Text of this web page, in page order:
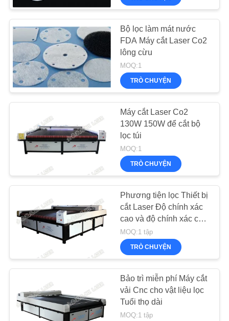
HỆ
VỚI
CHÚNG
TÔI
TIN
NÓI
CHUYỆN
NGAY.
COMPANY
NEWS
SƠ
TRANG
WEB
Vision
Giường cắt laser
26
Máy cắt quần áo thể
thao thăng hoa
14
Bộ lọc làm mát nước
FDA Máy cắt Laser Co2
lông cừu
MOQ:1
TRÒ CHUYỆN
Máy cắt Laser Co2
130W 150W để cắt bộ
lọc túi
MOQ:1
TRÒ CHUYỆN
Phương tiện lọc Thiết bị
cắt Laser Độ chính xác
cao và độ chính xác của
độ lặp lại
MOQ:1 tập
TRÒ CHUYỆN
Bảo trì miễn phí Máy cắt
vải Cnc cho vật liệu lọc
Tuổi thọ dài
MOQ:1 tập